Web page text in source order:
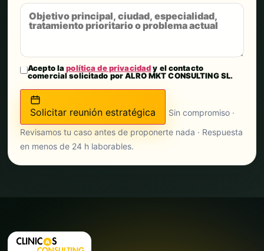
Acepto lapolítica de privacidady el contacto
comercial solicitado por ALRO MKT CONSULTING SL.
Solicitar reunión estratégica
Sin compromiso ·
Revisamos tu caso antes de proponerte nada · Respuesta
en menos de 24 h laborables.